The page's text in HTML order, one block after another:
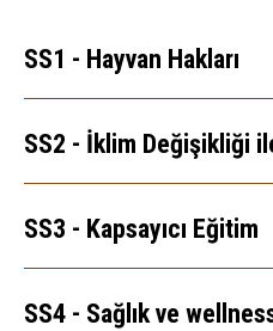
SS1 - Hayvan Hakları
SS2 - İklim Değişikliği
SS3 - Kapsayıcı Eğitim
SS4 - Sağlık ve